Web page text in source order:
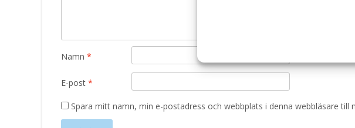
Namn *
E-post *
Spara mitt namn, min e-postadress och webbplats i denna webbläsare till